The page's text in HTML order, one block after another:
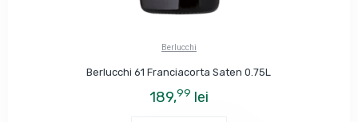
Berlucchi
Berlucchi 61 Franciacorta Saten 0.75L
189,99 lei